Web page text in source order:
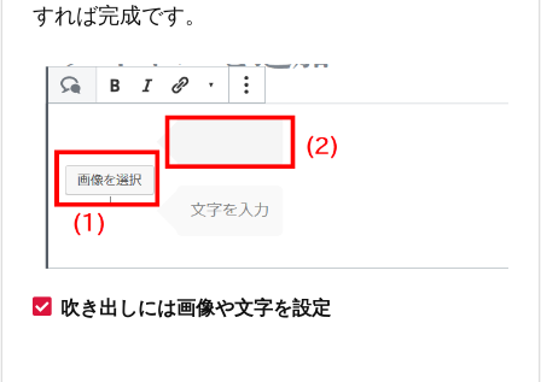
すれば完成です。
吹き出しには画像や文字を設定